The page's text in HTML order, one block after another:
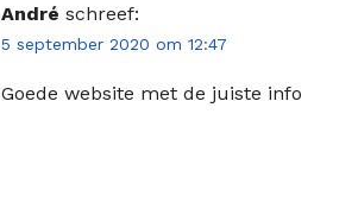
André schreef:
5 september 2020 om 12:47
Goede website met de juiste info